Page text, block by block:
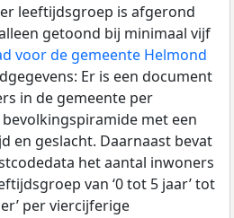
leeftijdsgroep is afgerond
getoond bij minimaal vijf
voor de gemeente Helmond
Er is een document
in de gemeente per
met een
en geslacht. Daarnaast bevat
het aantal inwoners
van ‘0 tot 5 jaar’ tot
per viercijferige